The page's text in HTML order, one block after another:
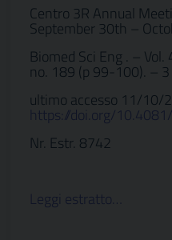
Centro 3R Annual
September 30th –
Biomed Sci Eng . –
no. 189 (p 99-100). –
ultimo accesso 11/10/
https://doi.org/
Nr. Estr. 8742
Leggi estratto…